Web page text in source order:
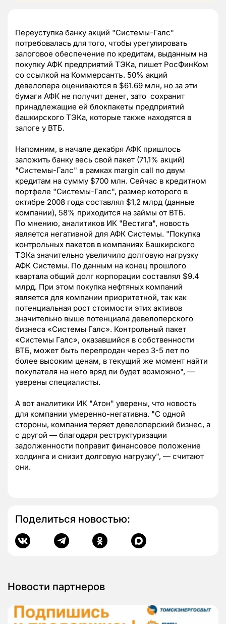
Переуступка банку акций "Системы-Галс"
потребовалась для того, чтобы урегулировать
залоговое обеспечение по кредитам, выданным на
покупку АФК предприятий ТЭКа, пишет РосФинКом
со ссылкой на Коммерсантъ. 50% акций
девелопера оцениваются в $61.69 млн, но за эти
бумаги АФК не получит денег, зато сохранит
принадлежащие ей блокпакеты предприятий
башкирского ТЭКа, которые также находятся в
залоге у ВТБ.
Напомним, в начале декабря АФК пришлось
заложить банку весь свой пакет (71,1% акций)
"Системы-Галс" в рамках margin call по двум
кредитам на сумму $700 млн. Сейчас в кредитном
портфеле "Системы-Галс", размер которого в
октябре 2008 года составлял $1,2 млрд (данные
компании), 58% приходится на займы от ВТБ.
По мнению, аналитиков ИК "Вестига", новость
является негативной для АФК Системы. "Покупка
контрольных пакетов в компаниях Башкирского
ТЭКа значительно увеличило долговую нагрузку
АФК Системы. По данным на конец прошлого
квартала общий долг корпорации составлял $9.4
млрд. При этом покупка нефтяных компаний
является для компании приоритетной, так как
потенциальная рост стоимости этих активов
значительно выше потенциала девелоперского
бизнеса «Системы Галс». Контрольный пакет
«Системы Галс», оказавшийся в собственности
ВТБ, может быть перепродан через 3-5 лет по
более высоким ценам, в текущий же момент найти
покупателя на него вряд ли будет возможно", —
уверены специалисты.
А вот аналитики ИК "Атон" уверены, что новость
для компании умеренно-негативна. "С одной
стороны, компания теряет девелоперский бизнес, а
с другой — благодаря реструктуризации
задолженности поправит финансовое положение
холдинга и снизит долговую нагрузку", — считают
они.
Поделиться новостью:
Новости партнеров